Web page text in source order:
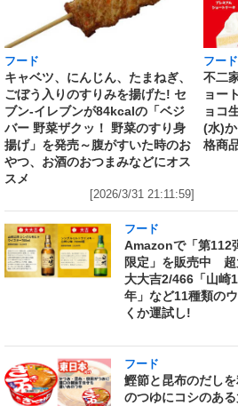
フード
キャベツ、にんじん、たまねぎ、
ごぼう入りのすりみを揚げた! セ
ブン‐イレブンが84kcalの「ベジ
バー 野菜ザクッ！ 野菜のすり身
揚げ」を発売～腹がすいた時のお
やつ、お酒のおつまみなどにオス
スメ
[2026/3/31 21:11:59]
フード
不二
ョー
ョコ
(水)
格商
フード
Amazonで「第112
限定」を販売中 超
大大吉2/466「山崎
年」など11種類の
くか運試し!
フード
鰹節と昆布のだし
のつゆにコシのあ